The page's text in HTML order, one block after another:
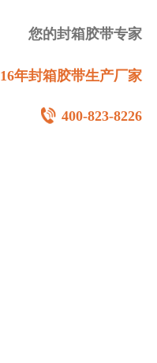
您的封箱胶带专家
16年封箱胶带生产厂家
400-823-8226